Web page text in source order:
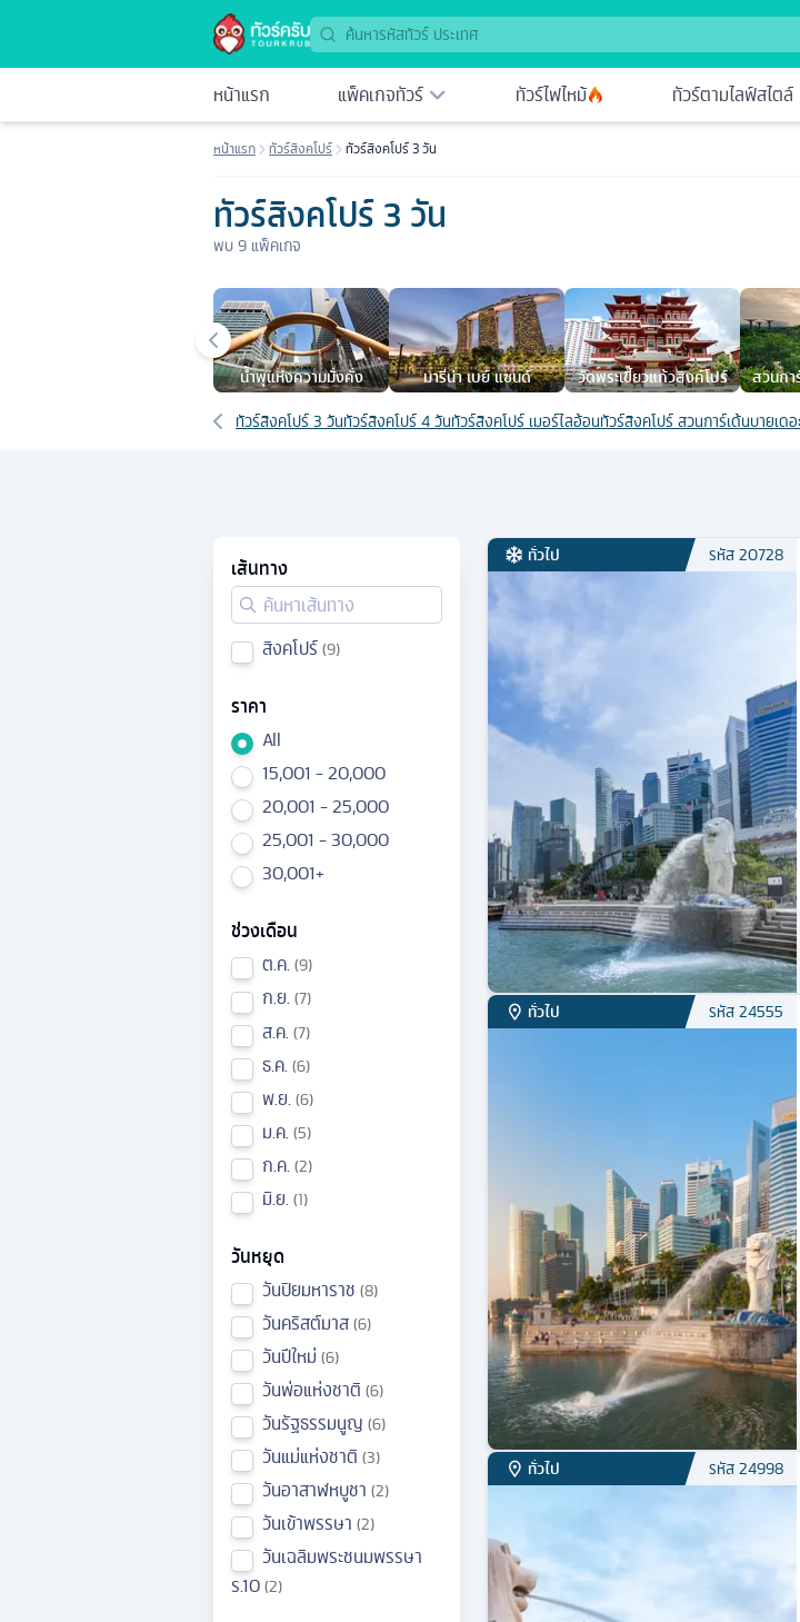
หน้าแรก แพ็คเกจทัวร์ ทัวร์ไฟไหม้ ทัวร์ตามไลฟ์สไตล์
หน้าแรก ทัวร์สิงคโปร์ ทัวร์สิงคโปร์ 3 วัน
ทัวร์สิงคโปร์ 3 วัน
พบ9 แพ็คเกจ
เมืองยอดนิยม
นํ้าพุแห่งความมั่งคั่ง มารีน่า เบย์ แซนด์ วัดพระเขี้ยวแก้วสิงค์โปร์ สวนกา
เส้นทางที่เกี่ยวข้อง
ทัวร์สิงคโปร์ 3 วันทัวร์สิงคโปร์ 4 วันทัวร์สิงคโปร์ เมอร์ไลอ้อนทัวร์สิงคโปร์ สวนการ์เด้นบายเดอ
เส้นทาง
สิงคโปร์ 9
ราคา
All
15,001 - 20,000
20,001 - 25,000
25,001 - 30,000
30,001+
ช่วงเดือน
ต.ค. 9
ก.ย. 7
ส.ค. 7
ธ.ค. 6
พ.ย. 6
ม.ค. 5
ก.ค. 2
มิ.ย. 1
วันหยุด
วันปิยมหาราช 8
วันคริสต์มาส 6
วันปีใหม่ 6
วันพ่อแห่งชาติ 6
วันรัฐธรรมนูญ 6
วันแม่แห่งชาติ 3
วันอาสาฬหบูชา 2
วันเข้าพรรษา 2
วันเฉลิมพระชนมพรรษา
ร.10 2
ทั่วไป รหัส20728
ทั่วไป รหัส24555
ทั่วไป รหัส24998